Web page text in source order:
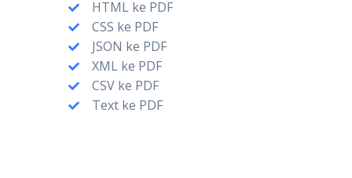
HTML ke PDF
CSS ke PDF
JSON ke PDF
XML ke PDF
CSV ke PDF
Text ke PDF